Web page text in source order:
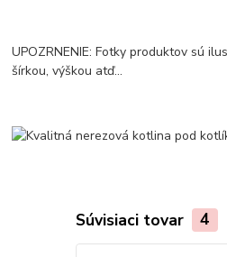
UPOZRNENIE: Fotky produktov sú
šírkou, výškou atď...
Súvisiaci tovar 4